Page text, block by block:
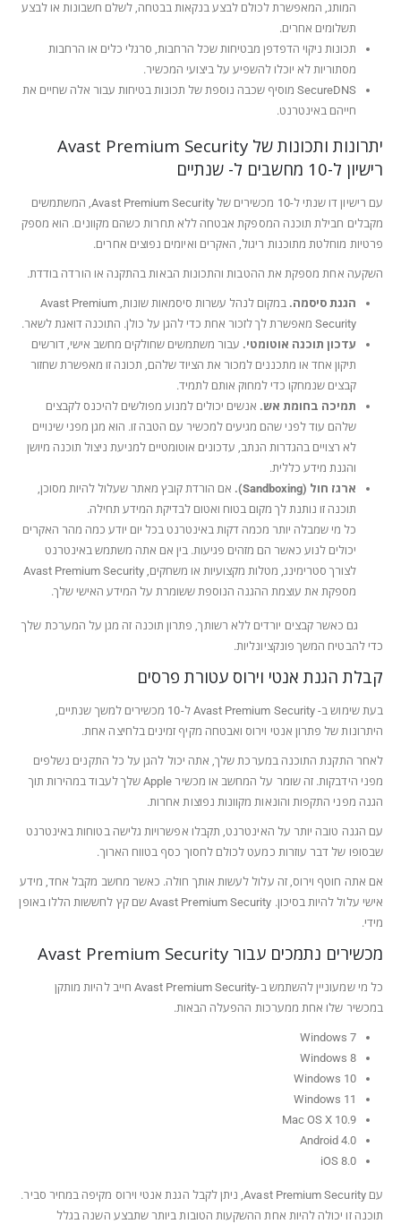
המותג, המאפשרת לכולם לבצע בנקאות בבטחה, לשלם חשבונות או לבצע
תשלומים אחרים.
תכונות ניקוי הדפדפן מבטיחות שכל הרחבות, סרגלי כלים או הרחבות
מסתוריות לא יוכלו להשפיע על ביצועי המכשיר.
SecureDNS מוסיף שכבה נוספת של תכונות בטיחות עבור אלה שחיים את
חייהם באינטרנט.
יתרונות ותכונות של Avast Premium Security
רישיון ל-10 מחשבים ל- שנתיים
עם רישיון דו שנתי ל-10 מכשירים של Avast Premium Security, המשתמשים
מקבלים חבילת תוכנה המספקת אבטחה ללא תחרות כשהם מקוונים. הוא מספק
פרטיות מוחלטת מתוכנות ריגול, האקרים ואיומים נפוצים אחרים.
השקעה אחת מספקת את ההטבות והתכונות הבאות בהתקנה או הורדה בודדת.
הגנת סיסמה.
במקום לנהל עשרות סיסמאות שונות, Avast Premium
Security מאפשרת לך לזכור אחת כדי להגן על כולן. התוכנה דואגת לשאר.
עדכון תוכנה אוטומטי. עבור משתמשים שחולקים מחשב אישי, דורשים
תיקון אחד או מתכננים למכור את הציוד שלהם, תכונה זו מאפשרת שחזור
קבצים שנמחקו כדי למחוק אותם לתמיד.
תמיכה בחומת אש. אנשים יכולים למנוע מפולשים להיכנס לקבצים
שלהם עוד לפני שהם מגיעים למכשיר עם הטבה זו. הוא מגן מפני שינויים
לא רצויים בהגדרות הנתב, עדכונים אוטומטיים למניעת ניצול תוכנה מיושן
והגנת מידע כללית.
ארגז חול (Sandboxing).
אם הורדת קובץ מאתר שעלול להיות מסוכן,
תוכנה זו נותנת לך מקום בטוח ואטום לבדיקת המידע תחילה.
כל מי שמבלה יותר מכמה דקות באינטרנט בכל יום יודע כמה מהר האקרים
יכולים לנוע כאשר הם מזהים פגיעות. בין אם אתה משתמש באינטרנט
לצורך סטרימינג, מטלות מקצועיות או משחקים, Avast Premium Security
מספקת את עוצמת ההגנה הנוספת ששומרת על המידע האישי שלך.
גם כאשר קבצים יורדים ללא רשותך, פתרון תוכנה זה מגן על המערכת שלך
כדי להבטיח המשך פונקציונליות.
קבלת הגנת אנטי וירוס עטורת פרסים
בעת שימוש ב- Avast Premium Security ל-10 מכשירים למשך שנתיים,
היתרונות של פתרון אנטי וירוס ואבטחה מקיף זמינים בלחיצה אחת.
לאחר התקנת התוכנה במערכת שלך, אתה יכול להגן על כל התקנים נשלפים
מפני הידבקות. זה שומר על המחשב או מכשיר Apple שלך לעבוד במהירות תוך
הגנה מפני התקפות והונאות מקוונות נפוצות אחרות.
עם הגנה טובה יותר על האינטרנט, תקבלו אפשרויות גלישה בטוחות באינטרנט
שבסופו של דבר עוזרות כמעט לכולם לחסוך כסף בטווח הארוך.
אם אתה חוטף וירוס, זה עלול לעשות אותך חולה. כאשר מחשב מקבל אחד, מידע
אישי עלול להיות בסיכון. Avast Premium Security שם קץ לחששות הללו באופן
מידי.
מכשירים נתמכים עבור Avast Premium Security
כל מי שמעוניין להשתמש ב-Avast Premium Security חייב להיות מותקן
במכשיר שלו אחת ממערכות ההפעלה הבאות.
Windows 7
Windows 8
Windows 10
Windows 11
Mac OS X 10.9
Android 4.0
iOS 8.0
עם Avast Premium Security, ניתן לקבל הגנת אנטי וירוס מקיפה במחיר סביר.
תוכנה זו יכולה להיות אחת ההשקעות הטובות ביותר שתבצע השנה בגלל